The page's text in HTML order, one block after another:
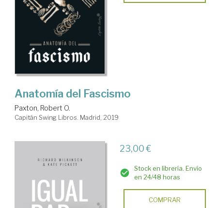
Anatomía del Fascismo
Paxton, Robert O.
Capitán Swing Libros. Madrid, 2019
23,00 €
Stock en librería. Envío
en 24/48 horas
COMPRAR